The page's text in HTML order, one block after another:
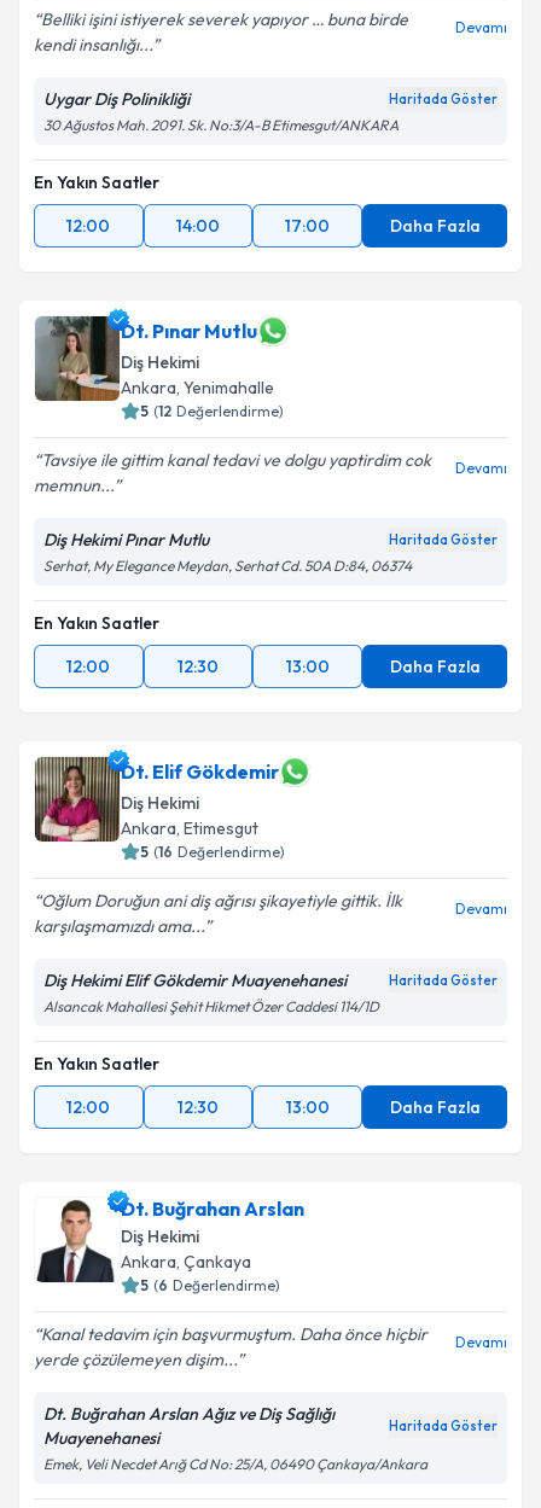
Belliki işini istiyerek severek yapıyor … buna birde
kendi insanlığı...
Devamı
Uygar Diş Polinikliği Haritada Göster
30 Ağustos Mah. 2091. Sk. No:3/A-B Etimesgut/ANKARA
En Yakın Saatler
12:00
14:00 17:00 Daha Fazla
Dt. Pınar Mutlu
Diş Hekimi
Ankara, Yenimahalle
5 (12 Değerlendirme)
Tavsiye ile gittim kanal tedavi ve dolgu yaptirdim cok
memnun...
Devamı
Diş Hekimi Pınar Mutlu Haritada Göster
Serhat, My Elegance Meydan, Serhat Cd. 50A D:84, 06374
En Yakın Saatler
12:00
12:30 13:00 Daha Fazla
Dt. Elif Gökdemir
Diş Hekimi
Ankara, Etimesgut
5 (16 Değerlendirme)
Oğlum Doruğun ani diş ağrısı şikayetiyle gittik. İlk
karşılaşmamızdı ama...
Devamı
Diş Hekimi Elif Gökdemir Muayenehanesi Haritada Göster
Alsancak Mahallesi Şehit Hikmet Özer Caddesi 114/1D
En Yakın Saatler
12:00
12:30 13:00 Daha Fazla
Dt. Buğrahan Arslan
Diş Hekimi
Ankara, Çankaya
5 (6 Değerlendirme)
Kanal tedavim için başvurmuştum. Daha önce hiçbir
yerde çözülemeyen dişim...
Devamı
Dt. Buğrahan Arslan Ağız ve Diş Sağlığı
Muayenehanesi
Haritada Göster
Emek, Veli Necdet Arığ Cd No: 25/A, 06490 Çankaya/Ankara